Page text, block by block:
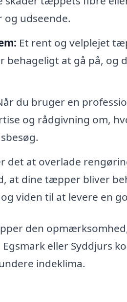
udseende.
Et rent og velplejet
behageligt at gå på,
du bruger en
og rådgivning om,
det at overlade
at dine tæpper bliver
viden til at levere en
den
eller Syddjurs
indeklima.